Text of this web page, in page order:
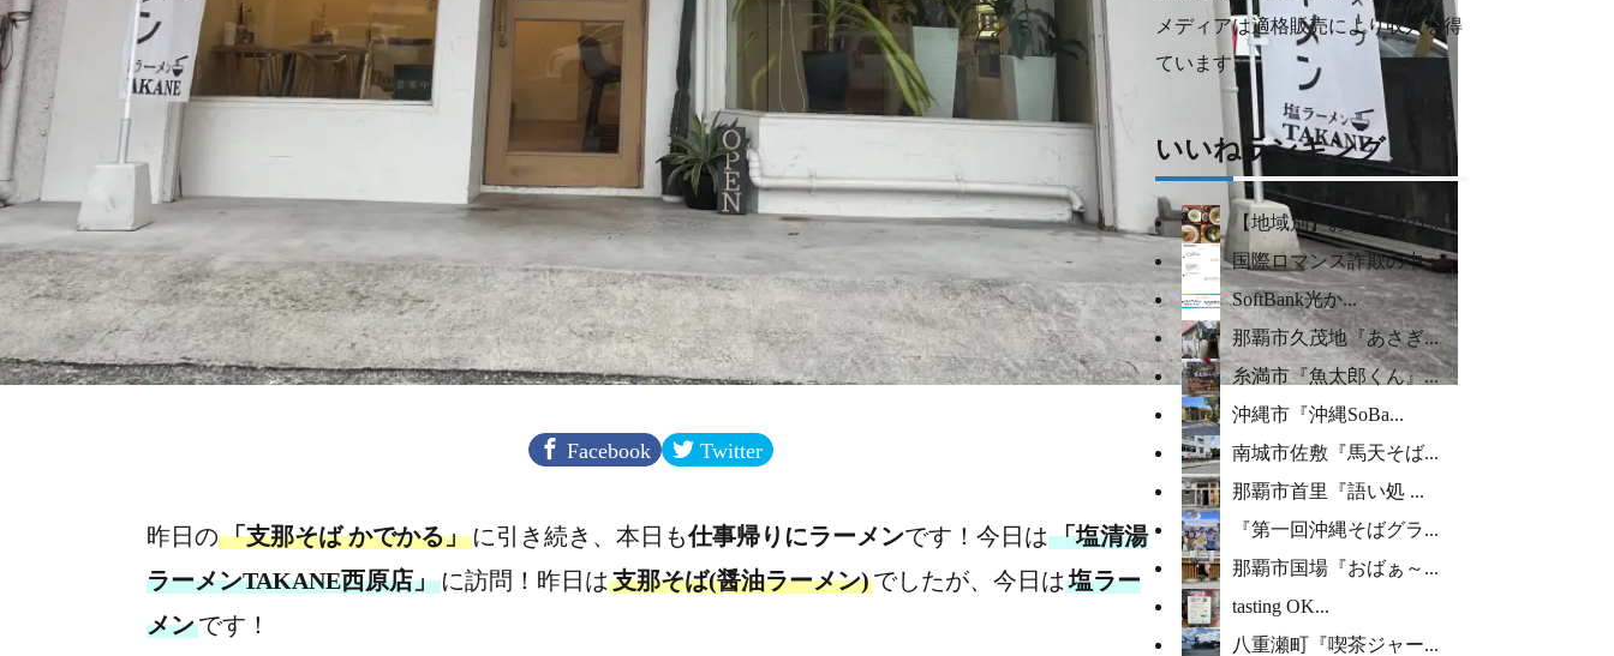
Facebook Twitter
昨日の「支那そば かでかる」 に引き続き、本日も仕事帰りにラーメンです！今日は 「塩清湯
ラーメンTAKANE西原店」 に訪問！昨日は 支那そば(醤油ラーメン)でしたが、今日は 塩ラー
メンです！
メディアは適格販売により収入を得
ています。
いいねランキング
【地域別】おすすめの...
国際ロマンス詐欺の中...
SoftBank光か...
那覇市久茂地『あさぎ...
糸満市『魚太郎くん』...
沖縄市『沖縄SoBa...
南城市佐敷『馬天そば...
那覇市首里『語い処 ...
『第一回沖縄そばグラ...
那覇市国場『おばぁ～...
tasting OK...
八重瀬町『喫茶ジャー...